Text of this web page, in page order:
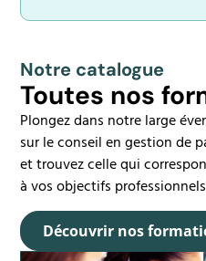
Notre catalogue
Toutes nos
Plongez dans notre large
sur le conseil en gestion de
et trouvez celle qui
à vos objectifs
Découvrir nos